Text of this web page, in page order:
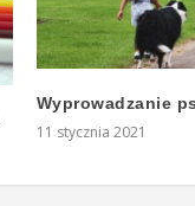
Wyprowadzanie
11 stycznia 2021